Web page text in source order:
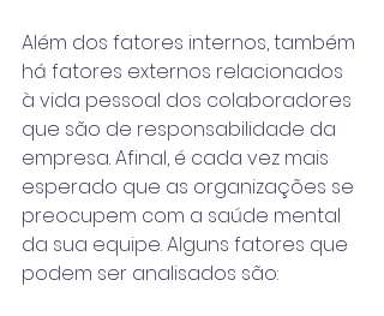
Além dos fatores internos, também
há fatores externos relacionados
à vida pessoal dos colaboradores
que são de responsabilidade da
empresa. Afinal, é cada vez mais
esperado que as organizações se
preocupem com a saúde mental
da sua equipe. Alguns fatores que
podem ser analisados são: